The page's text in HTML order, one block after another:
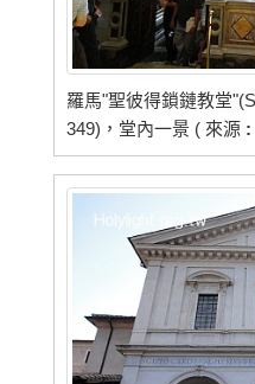
羅馬"聖彼得鎖鏈教堂
349)，堂內一景 ( 來源 :